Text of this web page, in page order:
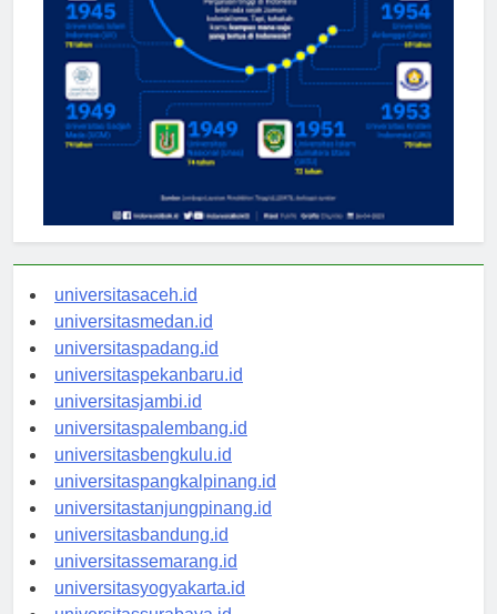
universitasaceh.id
universitasmedan.id
universitaspadang.id
universitaspekanbaru.id
universitasjambi.id
universitaspalembang.id
universitasbengkulu.id
universitaspangkalpinang.id
universitastanjungpinang.id
universitasbandung.id
universitassemarang.id
universitasyogyakarta.id